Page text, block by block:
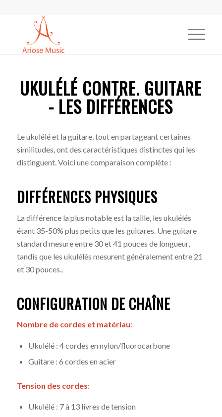
UKULÉLÉ CONTRE. GUITARE
- LES DIFFÉRENCES
Le ukulélé et la guitare, tout en partageant certaines
similitudes, ont des caractéristiques distinctes qui les
distinguent. Voici une comparaison complète :
DIFFÉRENCES PHYSIQUES
La différence la plus notable est la taille, les ukulélés
étant 35-50% plus petits que les guitares Une guitare
standard mesure entre 30 et 41 pouces de longueur,
tandis que les ukulélés mesurent généralement entre 21
et 30 pouces.
CONFIGURATION DE CHAÎNE
Nombre de cordes et matériau:
Ukulélé : 4 cordes en nylon/fluorocarbone
Guitare : 6 cordes en acier
Tension des cordes:
Ukulélé : 7 à 13 livres de tension